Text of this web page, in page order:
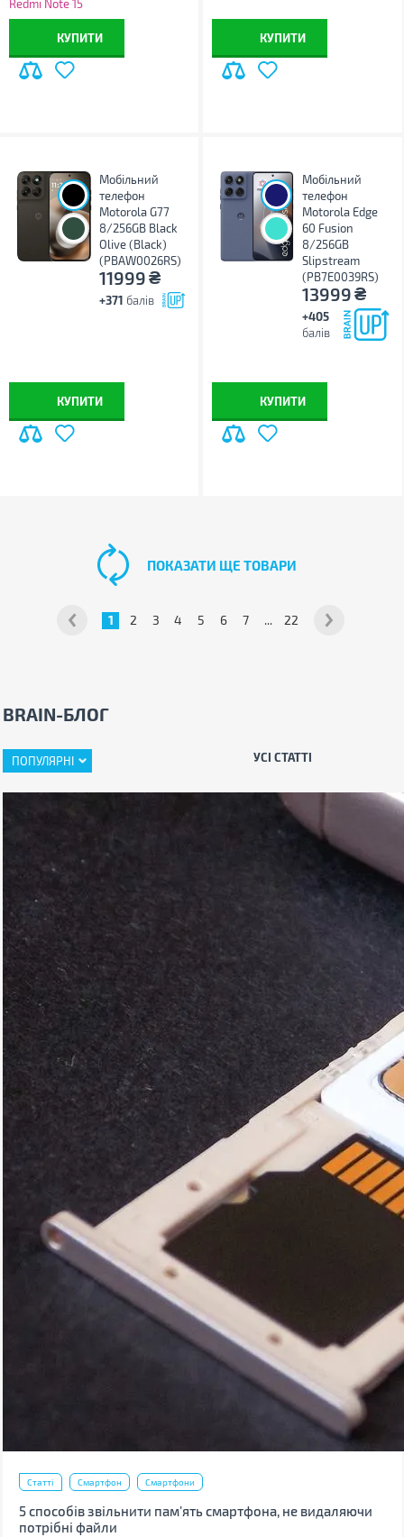
Redmi Note 15
КУПИТИ КУПИТИ
Мобільний
телефон
Motorola G77
8/256GB Black
Olive (Black)
(PBAW0026RS)
11999₴
+371 балів
КУПИТИ
Мобільний
телефон
Motorola Edge
60 Fusion
8/256GB
Slipstream
(PB7E0039RS)
13999₴
+405
балів
КУПИТИ
1 2 3 4 5 6 7 ... 22
ПОКАЗАТИ ЩЕ ТОВАРИ
BRAIN-БЛОГ
ПОПУЛЯРНІ УСІ СТАТТІ
Статті Смартфон Смартфони
5 способів звільнити пам’ять смартфона, не видаляючи
потрібні файли